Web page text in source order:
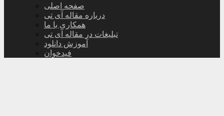
صفحه اصلی
درباره مقاله آی تی
همکاری با ما
تبلیغات در مقاله آی تی
آموزش دانلود
فیدخوان